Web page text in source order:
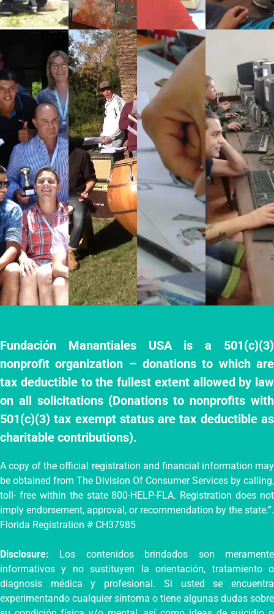
SI
SE
PU
ED
E
EX
PR
ES
IÓ
N
CR
EA
CI
ÓN
ED
UC
AC
IÓ
N
Fundación Manantiales USA is a 501(c)(3)
nonprofit organization – donations to which are
tax deductible to the fullest extent allowed by law
on all solicitations (Donations to nonprofits with
501(c)(3) tax exempt status are tax deductible as
charitable contributions).
A copy of the official registration and financial information may
be obtained from The Division Of Consumer Services by calling,
toll- free within the state 800-HELP-FLA. Registration does not
imply endorsement, approval, or recommendation by the state.”.
Florida Registration # CH37985
Disclosure: Los contenidos brindados son meramente
informativos y no sustituyen la orientación, tratamiento o
diagnosis médica y profesional. Si usted se encuentra
experimentando cualquier síntoma o tiene algunas dudas sobre